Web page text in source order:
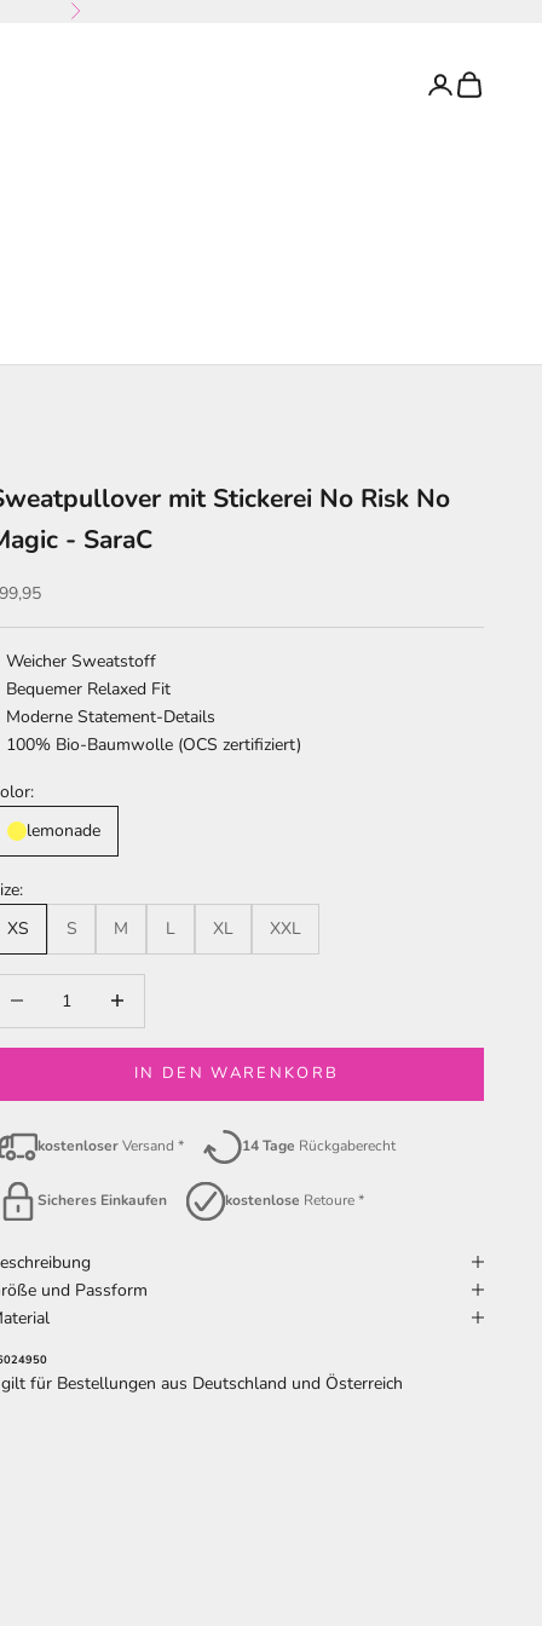
Vor
Anmelden
Warenkorb
mit Stickerei No Risk No
- SaraC
Weicher Sweatstoff
Bequemer Relaxed Fit
Moderne Statement-Details
100% Bio-Baumwolle (OCS zertifiziert)
lemonade
XS
S M L XL XXL
IN DEN WARENKORB
kostenloserVersand * 14 Tage Rückgaberecht
Sicheres Einkaufen kostenlose Retoure *
und Passform
für Bestellungen aus Deutschland und Österreich